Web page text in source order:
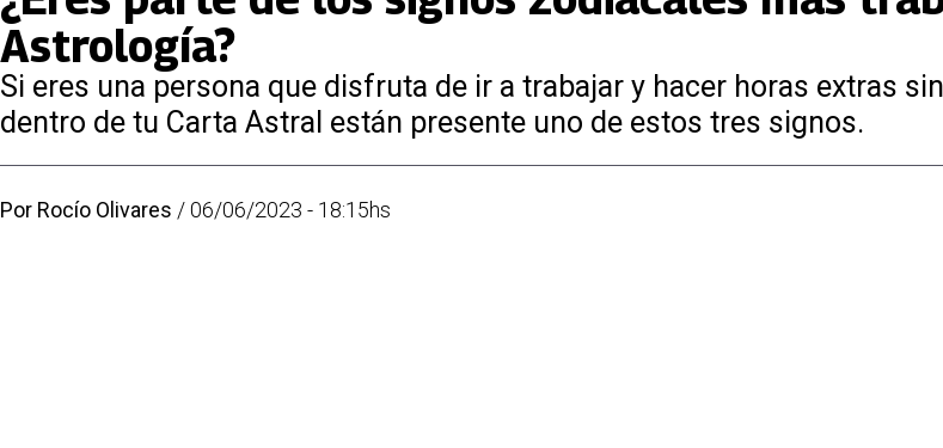
Astrología?
Si eres una persona que disfruta de ir a trabajar y hacer horas extras
dentro de tu Carta Astral están presente uno de estos tres signos.
Por Rocío Olivares /06/06/2023 - 18:15hs